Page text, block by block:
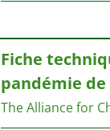
Fiche
pandémie
The Alliance for